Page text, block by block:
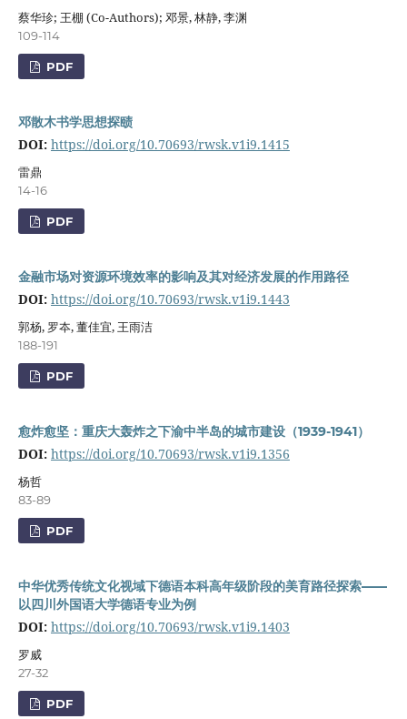
蔡华珍; 王棚 (Co-Authors); 邓景, 林静, 李渊
109-114
PDF
邓散木书学思想探赜
DOI: https://doi.org/10.70693/rwsk.v1i9.1415
雷鼎
14-16
PDF
金融市场对资源环境效率的影响及其对经济发展的作用路径
DOI: https://doi.org/10.70693/rwsk.v1i9.1443
郭杨, 罗夲, 董佳宜, 王雨洁
188-191
PDF
愈炸愈坚：重庆大轰炸之下渝中半岛的城市建设（1939-1941）
DOI: https://doi.org/10.70693/rwsk.v1i9.1356
杨哲
83-89
PDF
中华优秀传统文化视域下德语本科高年级阶段的美育路径探索——
以四川外国语大学德语专业为例
DOI: https://doi.org/10.70693/rwsk.v1i9.1403
罗威
27-32
PDF